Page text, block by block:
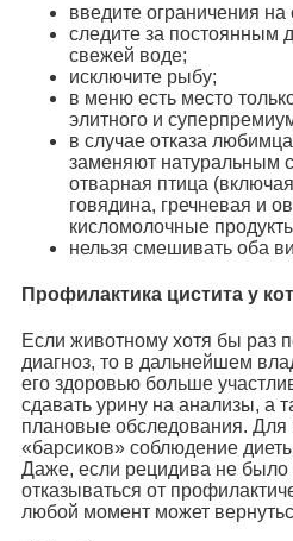
введите ограничения
следите за постоянным
свежей воде;
исключите рыбу;
в меню есть место
элитного и
в случае отказа
заменяют натуральным
отварная птица
говядина, гречневая и
кисломолочные
нельзя смешивать оба
Профилактика цистита у
Если животному хотя бы раз
диагноз, то в дальнейшем
его здоровью больше
сдавать урину на анализы, а
плановые обследования. Для
«барсиков» соблюдение
Даже, если рецидива не было
отказываться от
любой момент может